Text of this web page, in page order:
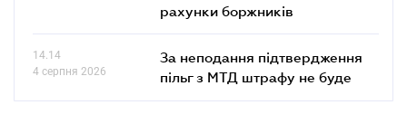
рахунки боржників
14.14
4 серпня 2026
За неподання підтвердження
пільг з МТД штрафу не буде